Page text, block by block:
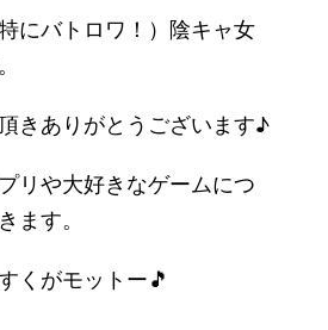
にバトロワ！）陰キャ女
きありがとうございます♪
リや大好きなゲームにつ
ます。
くがモットー🎵